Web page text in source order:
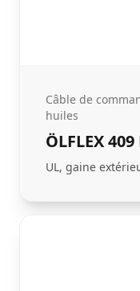
Câble de
huiles
ÖLFLEX 409
UL, gaine